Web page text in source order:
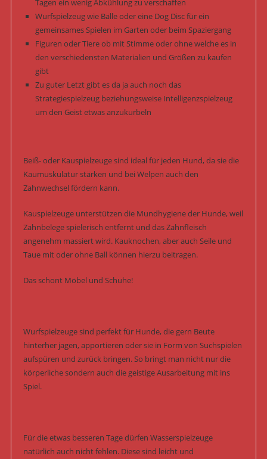
Tagen ein wenig Abkühlung zu verschaffen
Wurfspielzeug wie Bälle oder eine Dog Disc für ein
gemeinsames Spielen im Garten oder beim Spaziergang
Figuren oder Tiere ob mit Stimme oder ohne welche es in
den verschiedensten Materialien und Größen zu kaufen
gibt
Zu guter Letzt gibt es da ja auch noch das
Strategiespielzeug beziehungsweise Intelligenzspielzeug
um den Geist etwas anzukurbeln
Beiß- oder Kauspielzeuge sind ideal für jeden Hund, da sie die
Kaumuskulatur stärken und bei Welpen auch den
Zahnwechsel fördern kann.
Kauspielzeuge unterstützen die Mundhygiene der Hunde, weil
Zahnbelege spielerisch entfernt und das Zahnfleisch
angenehm massiert wird. Kauknochen, aber auch Seile und
Taue mit oder ohne Ball können hierzu beitragen.
Das schont Möbel und Schuhe!
Wurfspielzeuge sind perfekt für Hunde, die gern Beute
hinterher jagen, apportieren oder sie in Form von Suchspielen
aufspüren und zurück bringen. So bringt man nicht nur die
körperliche sondern auch die geistige Ausarbeitung mit ins
Spiel.
Für die etwas besseren Tage dürfen Wasserspielzeuge
natürlich auch nicht fehlen. Diese sind leicht und